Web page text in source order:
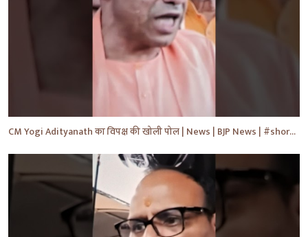
CM Yogi Adityanath का विपक्ष की खोली पोल | News | BJP News | #shorts #yt #news #ytshorts